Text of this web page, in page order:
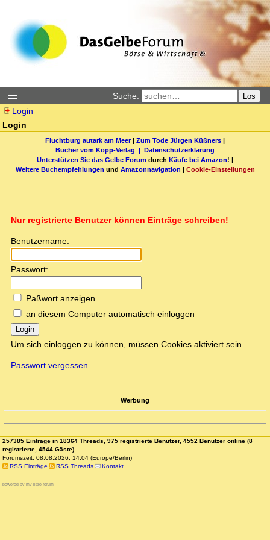
Suche: Los
Login
Login
Fluchtburg autark am Meer| Zum Tode Jürgen Küßners |
Bücher vom Kopp-Verlag | Datenschutzerklärung
Unterstützen Sie das Gelbe Forum durch Käufe bei Amazon! |
Weitere Buchempfehlungen und Amazonnavigation | Cookie-Einstellungen
Nur registrierte Benutzer können Einträge schreiben!
Benutzername:
Passwort:
Paßwort anzeigen
an diesem Computer automatisch einloggen
Login
Um sich einloggen zu können, müssen Cookies aktiviert sein.
Passwort vergessen
Werbung
257385 Einträge in 18364 Threads, 975 registrierte Benutzer, 4552 Benutzer online (8
registrierte, 4544 Gäste)
Forumszeit: 08.08.2026, 14:04 (Europe/Berlin)
RSS Einträge
RSS Threads Kontakt
powered by my little forum